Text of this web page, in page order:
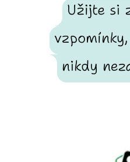
Užijte si
nikdy